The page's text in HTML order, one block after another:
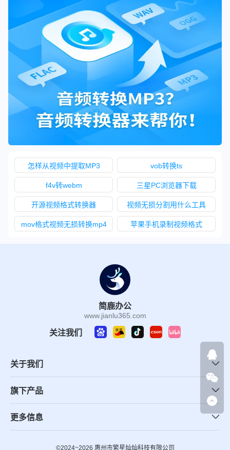
怎样从视频中提取MP3 vob转换ts
f4v转webm 三星PC浏览器下载
开源视频格式转换器 视频无损分割用什么工具
mov格式视频无损转换mp4 苹果手机录制视频格式
简鹿办公
www.jianlu365.com
关注我们
关于我们
旗下产品
更多信息
©2024~2026 惠州市繁星灿灿科技有限公司